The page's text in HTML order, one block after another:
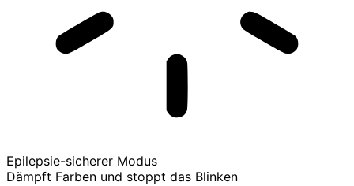
Epilepsie-sicherer Modus
Dämpft Farben und stoppt das Blinken